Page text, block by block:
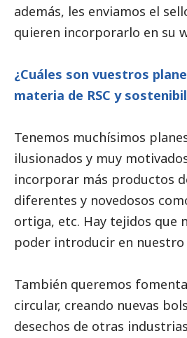
además, les enviamos el
quieren incorporarlo en su
¿Cuáles son vuestros
materia de RSC y
Tenemos muchísimos
ilusionados y muy
incorporar más productos
diferentes y novedosos
ortiga, etc. Hay tejidos que
poder introducir en nuestro
También queremos
circular, creando nuevas
desechos de otras